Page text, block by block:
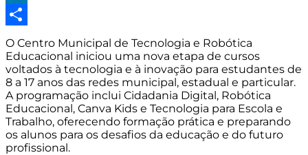
LinkedIn
Share
O Centro Municipal de Tecnologia e Robótica
Educacional iniciou uma nova etapa de cursos
voltados à tecnologia e à inovação para estudantes de
8 a 17 anos das redes municipal, estadual e particular.
A programação inclui Cidadania Digital, Robótica
Educacional, Canva Kids e Tecnologia para Escola e
Trabalho, oferecendo formação prática e preparando
os alunos para os desafios da educação e do futuro
profissional.